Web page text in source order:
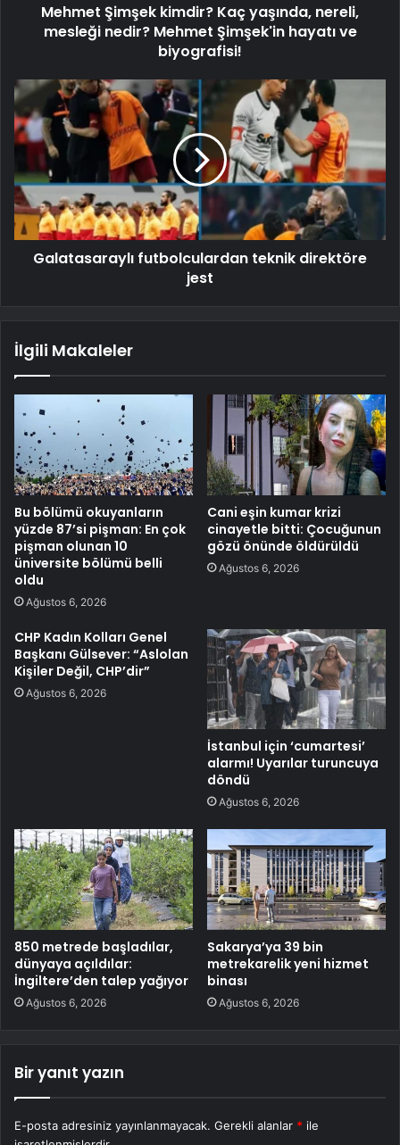
Mehmet Şimşek kimdir? Kaç yaşında, nereli,
mesleği nedir? Mehmet Şimşek'in hayatı ve
biyografisi!
Galatasaraylı futbolculardan teknik direktöre
jest
İlgili Makaleler
Bu bölümü okuyanların
yüzde 87’si pişman: En çok
pişman olunan 10
üniversite bölümü belli
oldu
Ağustos 6, 2026
Cani eşin kumar krizi
cinayetle bitti: Çocuğunun
gözü önünde öldürüldü
Ağustos 6, 2026
CHP Kadın Kolları Genel
Başkanı Gülsever: “Aslolan
Kişiler Değil, CHP’dir”
Ağustos 6, 2026
İstanbul için ‘cumartesi’
alarmı! Uyarılar turuncuya
döndü
Ağustos 6, 2026
850 metrede başladılar,
dünyaya açıldılar:
İngiltere’den talep yağıyor
Ağustos 6, 2026
Sakarya’ya 39 bin
metrekarelik yeni hizmet
binası
Ağustos 6, 2026
Bir yanıt yazın
E-posta adresiniz yayınlanmayacak. Gerekli alanlar * ile